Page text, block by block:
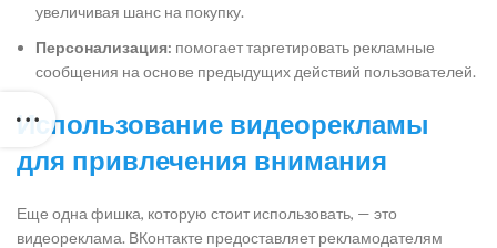
увеличивая шанс на покупку.
Персонализация: помогает таргетировать рекламные
сообщения на основе предыдущих действий пользователей.
Использование видеорекламы
для привлечения внимания
Еще одна фишка, которую стоит использовать, — это
видеореклама. ВКонтакте предоставляет рекламодателям